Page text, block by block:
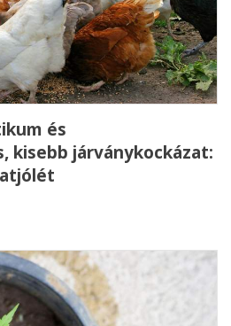
és
kisebb járványkockázat: